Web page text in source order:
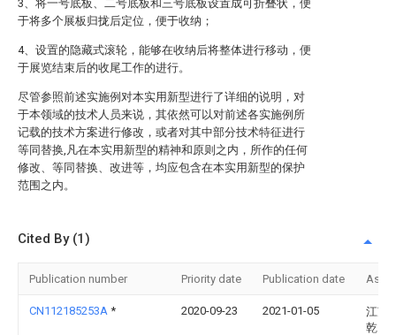
3、将一号底板、二号底板和三号底板设置成可折叠状，便
于将多个展板归拢后定位，便于收纳；
4、设置的隐藏式滚轮，能够在收纳后将整体进行移动，便
于展览结束后的收尾工作的进行。
尽管参照前述实施例对本实用新型进行了详细的说明，对
于本领域的技术人员来说，其依然可以对前述各实施例所
记载的技术方案进行修改，或者对其中部分技术特征进行
等同替换,凡在本实用新型的精神和原则之内，所作的任何
修改、等同替换、改进等，均应包含在本实用新型的保护
范围之内。
Cited By (1)
Publication number Priority date Publication date
CN112185253A * 2020-09-23 2021-01-05
江苏
乾图